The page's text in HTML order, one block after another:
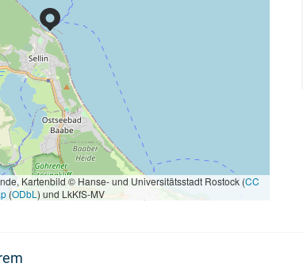
Kartenbild © Hanse- und Universitätsstadt Rostock (CC
(ODbL ) und LkKfS-MV